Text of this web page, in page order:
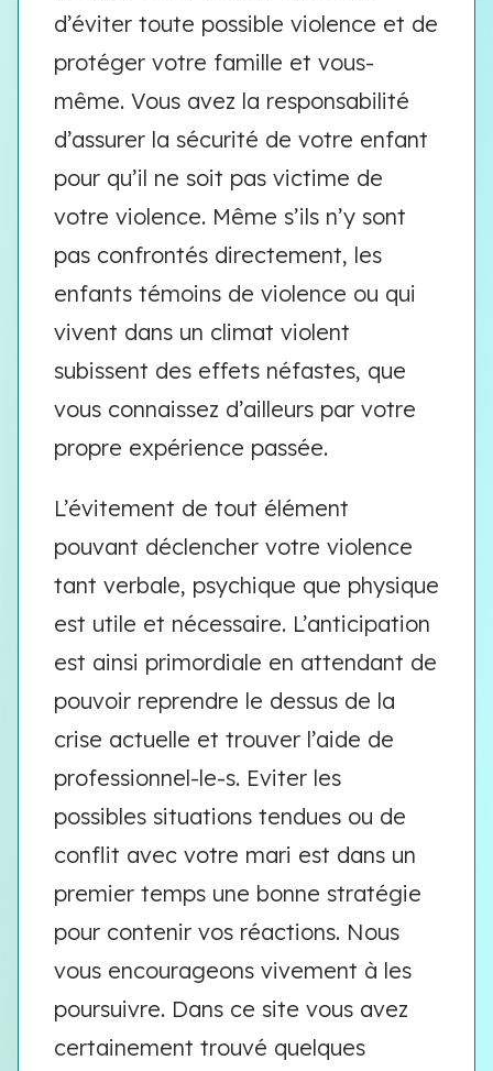
d’éviter toute possible violence et de
protéger votre famille et vous-
même. Vous avez la responsabilité
d’assurer la sécurité de votre enfant
pour qu’il ne soit pas victime de
votre violence. Même s’ils n’y sont
pas confrontés directement, les
enfants témoins de violence ou qui
vivent dans un climat violent
subissent des effets néfastes, que
vous connaissez d’ailleurs par votre
propre expérience passée.
L’évitement de tout élément
pouvant déclencher votre violence
tant verbale, psychique que physique
est utile et nécessaire. L’anticipation
est ainsi primordiale en attendant de
pouvoir reprendre le dessus de la
crise actuelle et trouver l’aide de
professionnel-le-s. Eviter les
possibles situations tendues ou de
conflit avec votre mari est dans un
premier temps une bonne stratégie
pour contenir vos réactions. Nous
vous encourageons vivement à les
poursuivre. Dans ce site vous avez
certainement trouvé quelques